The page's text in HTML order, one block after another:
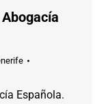
Española.